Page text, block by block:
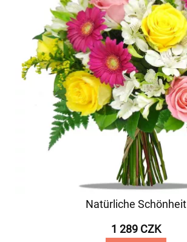
Natürliche Schönheit
1 289 CZK